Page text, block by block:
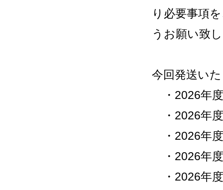
り必要事項
うお願い致
今回発送い
・2026年度
・2026年度
・2026年
・2026年
・2026年